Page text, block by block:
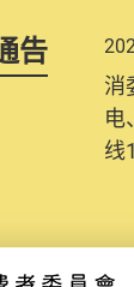
告
消
电
线